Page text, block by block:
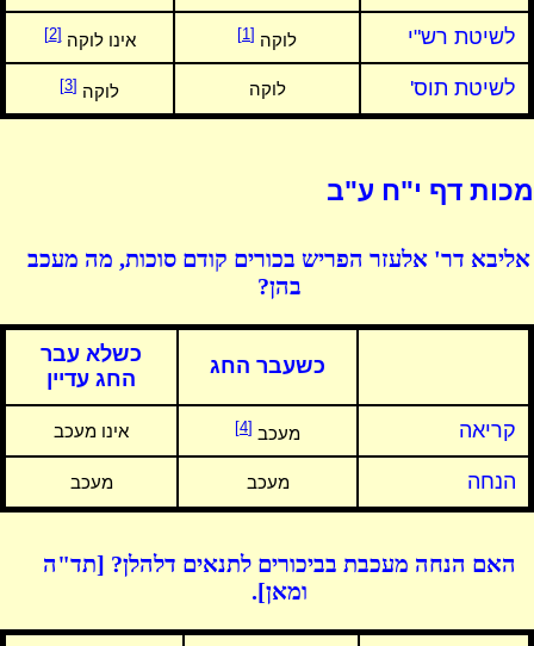
לשיטת רש"י לוקה [1] אינו לוקה[2]
לשיטת תוס' לוקה לוקה [3]
מכות דף י"ח ע"ב
אליבא דר' אלעזר הפריש בכורים קודם סוכות, מה מעכב
בהן?
כשעבר החג
כשלא עבר
החג עדיין
קריאה מעכב [4] אינו מעכב
הנחה מעכב מעכב
האם הנחה מעכבת בביכורים לתנאים דלהלן? [תד"ה
ומאן].